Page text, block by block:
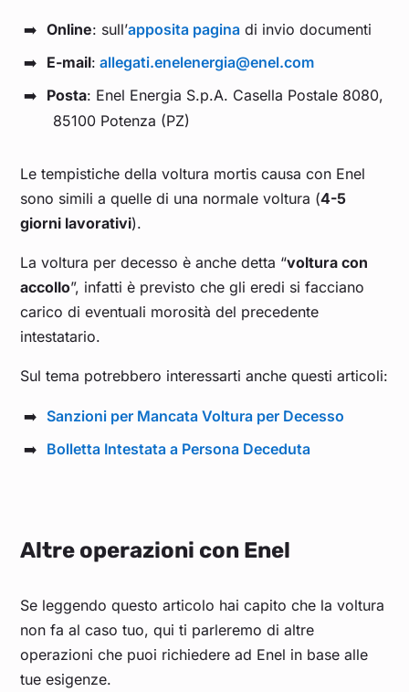
Online: sull’apposita pagina di invio documenti
E-mail: allegati.enelenergia@enel.com
Posta: Enel Energia S.p.A. Casella Postale 8080,
85100 Potenza (PZ)
Le tempistiche della voltura mortis causa con Enel
sono simili a quelle di una normale voltura (4-5
giorni lavorativi).
La voltura per decesso è anche detta “voltura con
accollo”, infatti è previsto che gli eredi si facciano
carico di eventuali morosità del precedente
intestatario.
Sul tema potrebbero interessarti anche questi articoli:
Sanzioni per Mancata Voltura per Decesso
Bolletta Intestata a Persona Deceduta
Altre operazioni con Enel
Se leggendo questo articolo hai capito che la voltura
non fa al caso tuo, qui ti parleremo di altre
operazioni che puoi richiedere ad Enel in base alle
tue esigenze.